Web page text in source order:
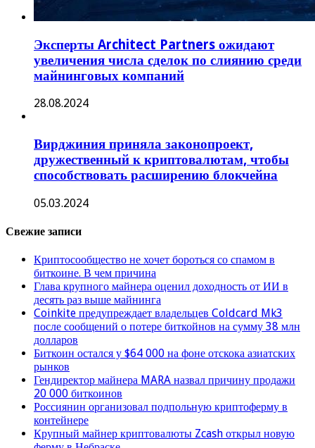
Эксперты Architect Partners ожидают
увеличения числа сделок по слиянию среди
майнинговых компаний
28.08.2024
Вирджиния приняла законопроект,
дружественный к криптовалютам, чтобы
способствовать расширению блокчейна
05.03.2024
Свежие записи
Криптосообщество не хочет бороться со спамом в
биткоине. В чем причина
Глава крупного майнера оценил доходность от ИИ в
десять раз выше майнинга
Coinkite предупреждает владельцев Coldcard Mk3
после сообщений о потере биткойнов на сумму 38 млн
долларов
Биткоин остался у $64 000 на фоне отскока азиатских
рынков
Гендиректор майнера MARA назвал причину продажи
20 000 биткоинов
Россиянин организовал подпольную криптоферму в
контейнере
Крупный майнер криптовалюты Zcash открыл новую